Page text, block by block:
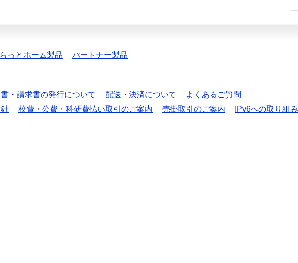
っとホーム製品 パートナー製品
・請求書の発行について 配送・決済について
よくあるご質問
校費・公費・科研費払い取引のご案内 売掛取引のご案内
IPv6への取り組み